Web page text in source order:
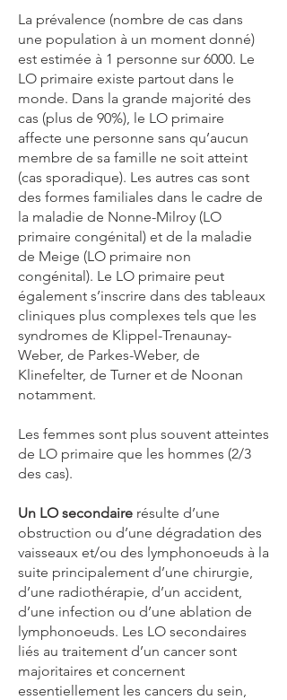
La prévalence (nombre de cas dans
une population à un moment donné)
est estimée à 1 personne sur 6000. Le
LO primaire existe partout dans le
monde. Dans la grande majorité des
cas (plus de 90%), le LO primaire
affecte une personne sans qu’aucun
membre de sa famille ne soit atteint
(cas sporadique). Les autres cas sont
des formes familiales dans le cadre de
la maladie de Nonne-Milroy (LO
primaire congénital) et de la maladie
de Meige (LO primaire non
congénital). Le LO primaire peut
également s’inscrire dans des tableaux
cliniques plus complexes tels que les
syndromes de Klippel-Trenaunay-
Weber, de Parkes-Weber, de
Klinefelter, de Turner et de Noonan
notamment.
Les femmes sont plus souvent atteintes
de LO primaire que les hommes (2/3
des cas).
Un LO secondaire résulte d’une
obstruction ou d’une dégradation des
vaisseaux et/ou des lymphonoeuds à la
suite principalement d’une chirurgie,
d’une radiothérapie, d’un accident,
d’une infection ou d’une ablation de
lymphonoeuds. Les LO secondaires
liés au traitement d’un cancer sont
majoritaires et concernent
essentiellement les cancers du sein,